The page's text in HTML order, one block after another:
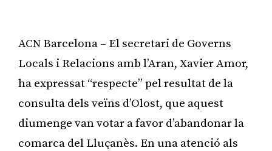
ACN Barcelona – El secretari de Governs
Locals i Relacions amb l’Aran, Xavier Amor,
ha expressat “respecte” pel resultat de la
consulta dels veïns d’Olost, que aquest
diumenge van votar a favor d’abandonar la
comarca del Lluçanès. En una atenció als